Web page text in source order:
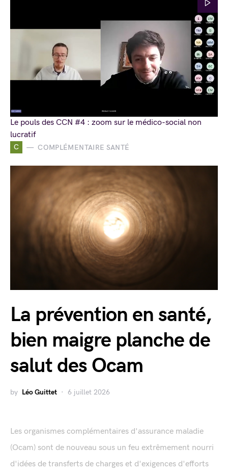
C COMPLÉMENTAIRE SANTÉ
La prévention en santé,
bien maigre planche de
salut des Ocam
by Léo Guittet 6 juillet 2026
Les organismes complémentaires d'assurance maladie
(Ocam) sont de nouveau sous un feu extrêmement nourri
d'idées de transferts de charges et d'exigences d'efforts
Le pouls des CCN #4 : zoom sur le médico-social non
lucratif